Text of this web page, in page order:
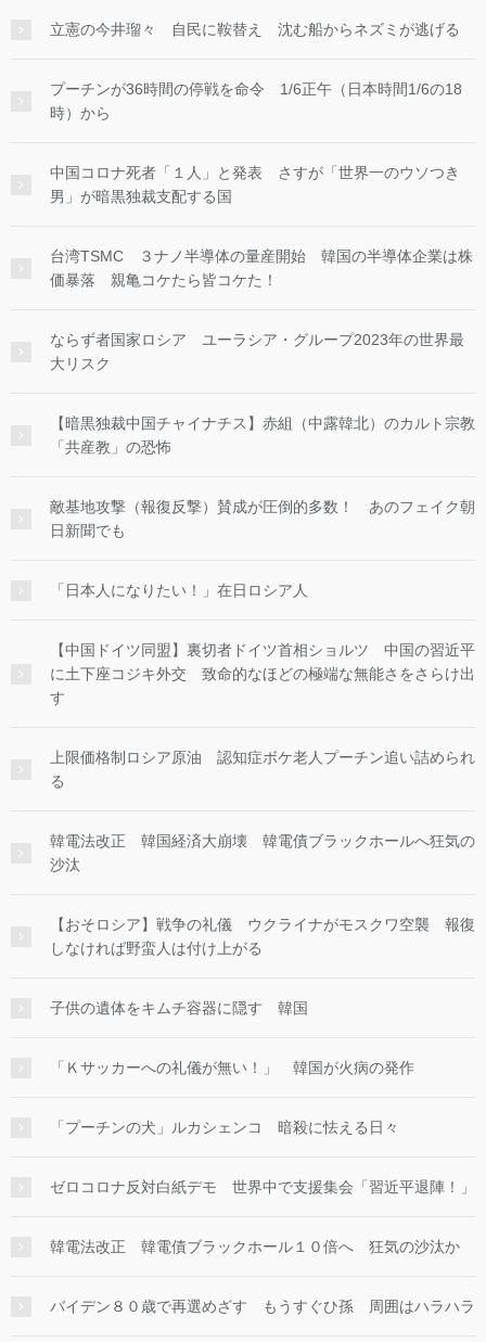
立憲の今井瑠々 自民に鞍替え 沈む船からネズミが逃げる
プーチンが36時間の停戦を命令 1/6正午（日本時間1/6の18
時）から
中国コロナ死者「１人」と発表 さすが「世界一のウソつき
男」が暗黒独裁支配する国
台湾TSMC ３ナノ半導体の量産開始 韓国の半導体企業は株
価暴落 親亀コケたら皆コケた！
ならず者国家ロシア ユーラシア・グループ2023年の世界最
大リスク
【暗黒独裁中国チャイナチス】赤組（中露韓北）のカルト宗教
「共産教」の恐怖
敵基地攻撃（報復反撃）賛成が圧倒的多数！ あのフェイク朝
日新聞でも
「日本人になりたい！」在日ロシア人
【中国ドイツ同盟】裏切者ドイツ首相ショルツ 中国の習近平
に土下座コジキ外交 致命的なほどの極端な無能さをさらけ出
す
上限価格制ロシア原油 認知症ボケ老人プーチン追い詰められ
る
韓電法改正 韓国経済大崩壊 韓電債ブラックホールへ狂気の
沙汰
【おそロシア】戦争の礼儀 ウクライナがモスクワ空襲 報復
しなければ野蛮人は付け上がる
子供の遺体をキムチ容器に隠す 韓国
「Ｋサッカーへの礼儀が無い！」 韓国が火病の発作
「プーチンの犬」ルカシェンコ 暗殺に怯える日々
ゼロコロナ反対白紙デモ 世界中で支援集会「習近平退陣！」
韓電法改正 韓電債ブラックホール１０倍へ 狂気の沙汰か
バイデン８０歳で再選めざす もうすぐひ孫 周囲はハラハラ